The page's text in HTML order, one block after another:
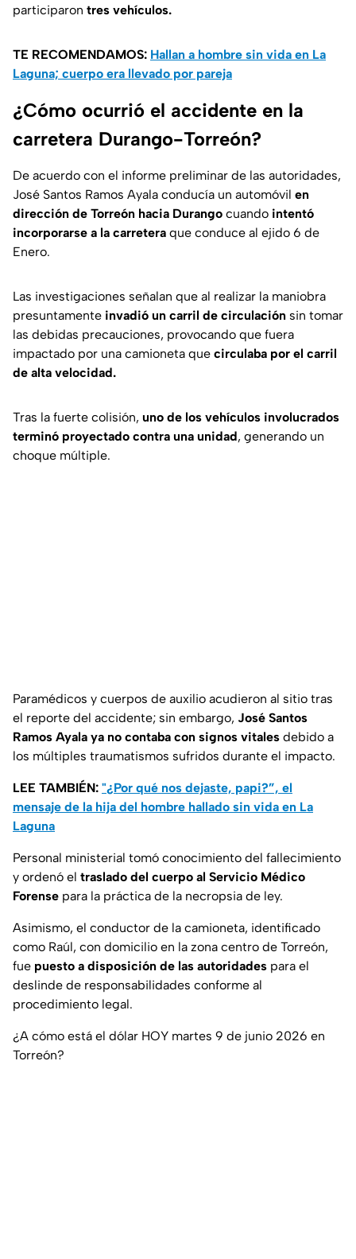
participaron tres vehículos.
TE RECOMENDAMOS: Hallan a hombre sin vida en La
Laguna; cuerpo era llevado por pareja
¿Cómo ocurrió el accidente en la
carretera Durango-Torreón?
De acuerdo con el informe preliminar de las autoridades,
José Santos Ramos Ayala conducía un automóvil en
dirección de Torreón hacia Durango cuando intentó
incorporarse a la carretera que conduce al ejido 6 de
Enero.
Las investigaciones señalan que al realizar la maniobra
presuntamente invadió un carril de circulación sin tomar
las debidas precauciones, provocando que fuera
impactado por una camioneta que circulaba por el carril
de alta velocidad.
Tras la fuerte colisión, uno de los vehículos involucrados
terminó proyectado contra una unidad, generando un
choque múltiple.
Paramédicos y cuerpos de auxilio acudieron al sitio tras
el reporte del accidente; sin embargo, José Santos
Ramos Ayala ya no contaba con signos vitales debido a
los múltiples traumatismos sufridos durante el impacto.
LEE TAMBIÉN: "¿Por qué nos dejaste, papi?”, el
mensaje de la hija del hombre hallado sin vida en La
Laguna
Personal ministerial tomó conocimiento del fallecimiento
y ordenó el traslado del cuerpo al Servicio Médico
Forense para la práctica de la necropsia de ley.
Asimismo, el conductor de la camioneta, identificado
como Raúl, con domicilio en la zona centro de Torreón,
fue puesto a disposición de las autoridades para el
deslinde de responsabilidades conforme al
procedimiento legal.
¿A cómo está el dólar HOY martes 9 de junio 2026 en
Torreón?